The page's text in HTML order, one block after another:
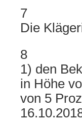
7
Die
8
1) den
in Höhe
von 5